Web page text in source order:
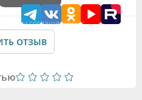
Вы соглашаетесь с
данных
ОТЗЫВ